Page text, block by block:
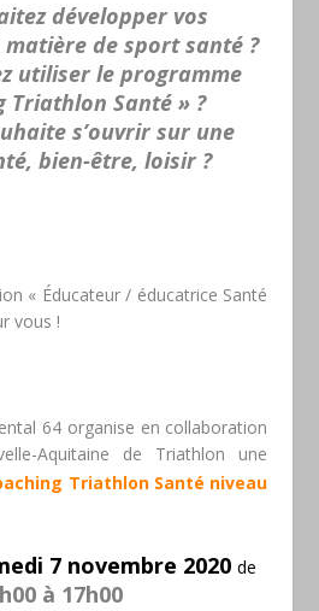
développer vos
matière de sport santé ?
utiliser le programme
Triathlon Santé » ?
s’ouvrir sur une
bien-être, loisir ?
« Éducateur / éducatrice Santé
vous !
64 organise en collaboration
Aquitaine de Triathlon une
Triathlon Santé niveau
7 novembre 2020de
à 17h00